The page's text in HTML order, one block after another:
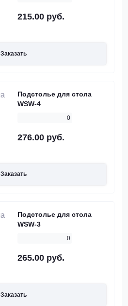
215.00 руб.
Заказать
Подстолье для стола
WSW-4
0
276.00 руб.
Заказать
Подстолье для стола
WSW-3
0
265.00 руб.
Заказать